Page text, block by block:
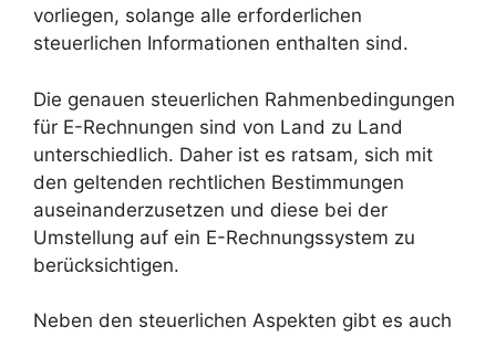
vorliegen, solange alle erforderlichen
steuerlichen Informationen enthalten sind.
Die genauen steuerlichen Rahmenbedingungen
für E-Rechnungen sind von Land zu Land
unterschiedlich. Daher ist es ratsam, sich mit
den geltenden rechtlichen Bestimmungen
auseinanderzusetzen und diese bei der
Umstellung auf ein E-Rechnungssystem zu
berücksichtigen.
Neben den steuerlichen Aspekten gibt es auch